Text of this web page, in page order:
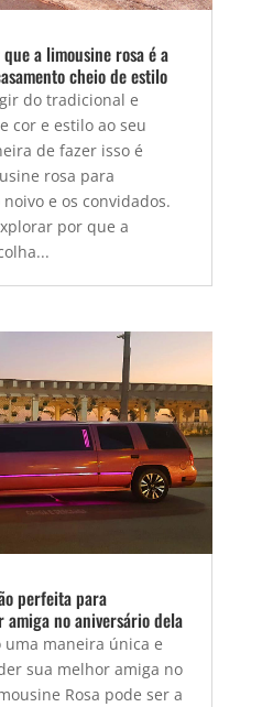
a limousine rosa é a
cheio de estilo
do tradicional e
cor e estilo ao seu
de fazer isso é
rosa para
e os convidados.
por que a
perfeita para
no aniversário dela
uma maneira única e
sua melhor amiga no
Rosa pode ser a